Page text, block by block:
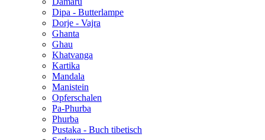
Dipa - Butterlampe
Dorje - Vajra
Ghanta
Ghau
Khatvanga
Kartika
Mandala
Manistein
Opferschalen
Pa-Phurba
Phurba
Pustaka - Buch tibetisch